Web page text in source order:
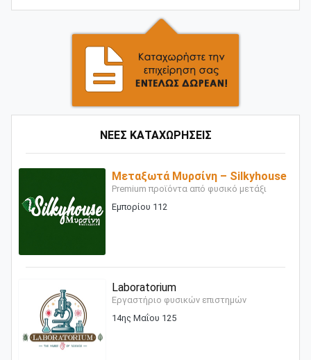
ΝΕΕΣ ΚΑΤΑΧΩΡΗΣΕΙΣ
Μεταξωτά Μυρσίνη – Silkyhouse
Premium προϊόντα από φυσικό μετάξι
Εμπορίου 112
Laboratorium
Εργαστήριο φυσικών επιστημών
14ης Μαΐου 125